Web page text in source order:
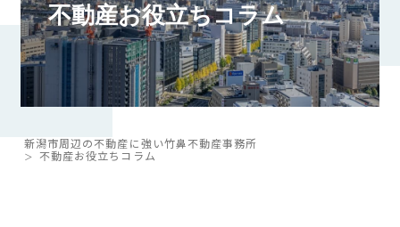
不動産お役立ちコラム
新潟市周辺の不動産に強い竹鼻不動産事務所
不動産お役立ちコラム